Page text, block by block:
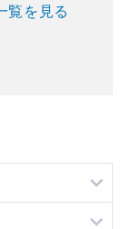
覧を見る